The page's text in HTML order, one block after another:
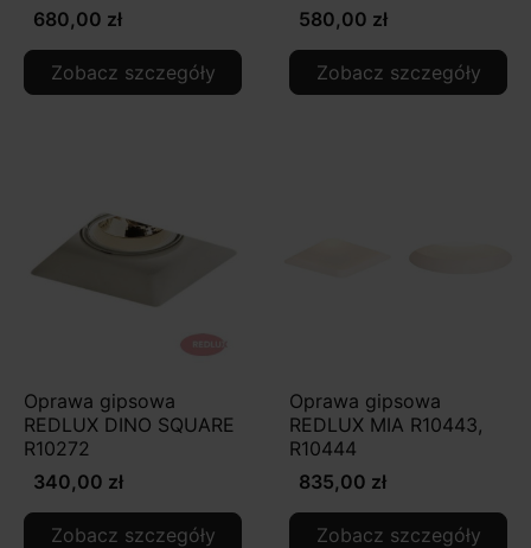
680,00 zł
Zobacz szczegóły
580,00 zł
Zobacz szczegóły
Oprawa gipsowa
REDLUX DINO SQUARE
R10272
340,00 zł
Zobacz szczegóły
Oprawa gipsowa
REDLUX MIA R10443,
R10444
835,00 zł
Zobacz szczegóły